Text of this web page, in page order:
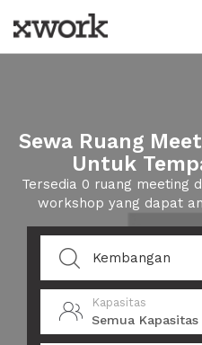
Sewa Ruang
Untuk
Tersedia 0 ruang meeting
workshop yang dapat
Kapasitas
Semua Kapasitas